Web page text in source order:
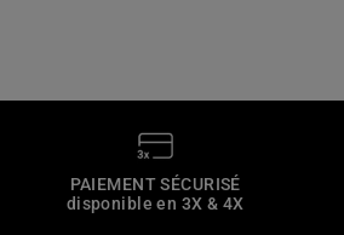
PAIEMENT SÉCURISÉ
disponible en 3X & 4X